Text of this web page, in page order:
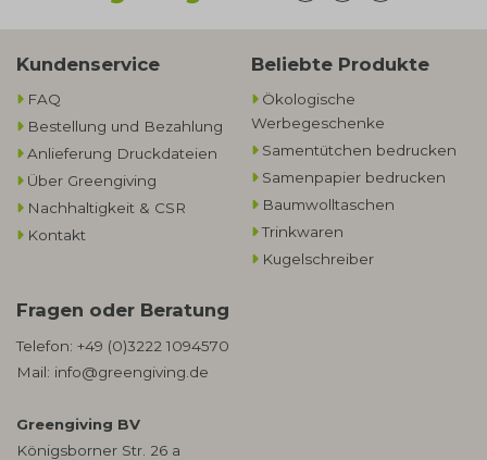
Kundenservice
FAQ
Bestellung und Bezahlung
Anlieferung Druckdateien
Über Greengiving
Nachhaltigkeit & CSR
Kontakt
Beliebte Produkte
Ökologische
Werbegeschenke​
Samentütchen bedrucken
Samenpapier bedrucken
Baumwolltaschen​
Trinkwaren
Kugelschreiber
Fragen oder Beratung
Telefon: +49 (0)3222 1094570
Mail: info@greengiving.de
Greengiving BV
Königsborner Str. 26 a